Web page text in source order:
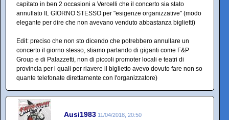
capitato in ben 2 occasioni a Vercelli che il concerto sia stato
annullato IL GIORNO STESSO per "esigenze organizzative" (modo
elegante per dire che non avevano venduto abbastanza biglietti)
Edit: preciso che non sto dicendo che potrebbero annullare un
concerto il giorno stesso, stiamo parlando di giganti come F&P
Group e di Palazzetti, non di piccoli promoter locali e teatri di
provincia per i quali per riavere il biglietto avevo dovuto fare non so
quante telefonate direttamente con l'organizzatore)
Ausi1983 11/04/2018, 20:50